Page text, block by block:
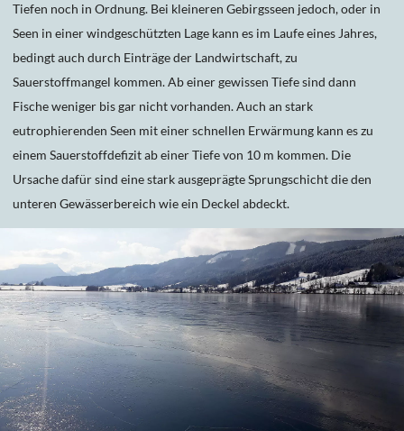
Tiefen noch in Ordnung. Bei kleineren Gebirgsseen jedoch, oder in
Seen in einer windgeschützten Lage kann es im Laufe eines Jahres,
bedingt auch durch Einträge der Landwirtschaft, zu
Sauerstoffmangel kommen. Ab einer gewissen Tiefe sind dann
Fische weniger bis gar nicht vorhanden. Auch an stark
eutrophierenden Seen mit einer schnellen Erwärmung kann es zu
einem Sauerstoffdefizit ab einer Tiefe von 10 m kommen. Die
Ursache dafür sind eine stark ausgeprägte Sprungschicht die den
unteren Gewässerbereich wie ein Deckel abdeckt.